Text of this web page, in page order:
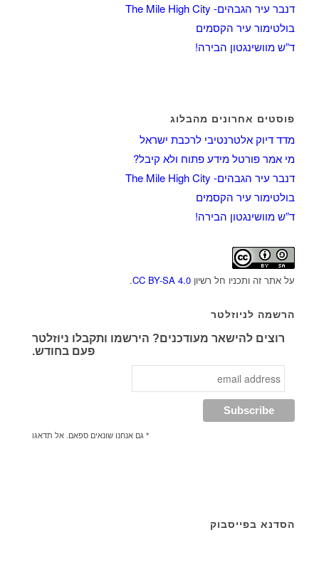
דנבר עיר הגבהים- The Mile High City
בולטימור עיר הקסמים
ד”ש מוושינגטון הבירה!
פוסטים אחרונים מהבלוג
מדד דיוק אלטרנטיבי לרכבת ישראל
מי אמר פורטל מידע פתוח ולא קיבל?
דנבר עיר הגבהים- The Mile High City
בולטימור עיר הקסמים
ד”ש מוושינגטון הבירה!
על אתר זה ותכניו חל רשיון CC BY-SA 4.0
.
הרשמה לניוזלטר
רוצים להישאר מעודכנים? הירשמו ותקבלו ניוזלטר
פעם בחודש.
* גם אנחנו שונאים ספאם. אל תדאגו
הסדנא בפייסבוק